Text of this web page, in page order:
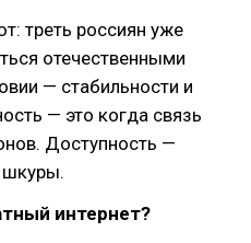
треть россиян уже
отечественными
— стабильности и
— это когда связь
Доступность —
шкуры.
интернет?